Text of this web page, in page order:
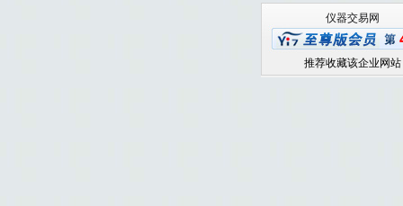
仪器交易网
推荐收藏该企业网站